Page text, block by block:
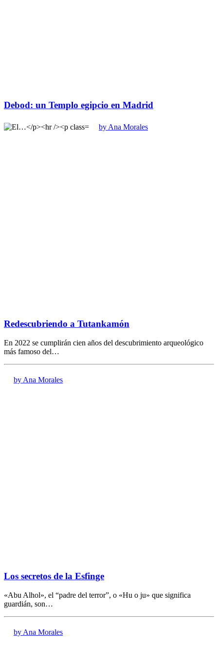
Debod: un Templo egipcio en Madrid
by Ana Morales
Redescubriendo a Tutankamón
En 2022 se cumplirán cien años del descubrimiento arqueológico
más famoso del…
by Ana Morales
Los secretos de la Esfinge
«Abu Alhol», el “padre del terror”, o «Hu o ju» que significa
guardián, son…
by Ana Morales